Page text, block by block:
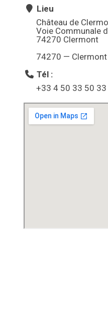
Lieu
Château de
Voie Communale
74270 Clermont
74270 — Clermont
Tél :
+33 4 50 33 50 33